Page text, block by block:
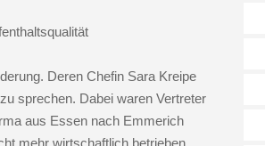
Deren Chefin Sara Kreipe
sprechen. Dabei waren Vertreter
aus Essen nach Emmerich
mehr wirtschaftlich betrieben